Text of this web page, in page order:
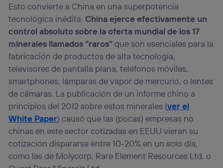
Esto convierte a China en una superpotencia
tecnológica inédita. China ejerce efectivamente un
control absoluto sobre la oferta mundial de los 17
minerales llamados “raros”que son esenciales para la
fabricación de productos de alta tecnología,
televisores de pantalla plana, teléfonos móviles,
smartphones, lámparas de vapor de mercurio, o lentes
de cámaras. La publicación de un informe chino a
principios del 2012 sobre estos minerales (ver el
White Paper) causó que las (pocas) empresas no
chinas en este sector cotizadas en EEUU vieran su
cotización dispararse entre 10-20% en un solo día,
como las de Molycorp, Rare Element Resources Ltd. o